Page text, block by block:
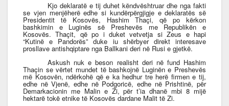
Kjo deklaratë e tij duhet këndvështruar dhe nga fakti
se vjen menjëherë edhe si kundërpërgjigje e deklaratës së
Presidentit të Kosovës, Hashim Thaçi, që po kërkon
bashkimin e Luginës së Preshevës me Republikën e
Kosovës. Thaçit, që po i duket vetvetja si Zeus e hapi
“Kutinë e Pandorës” duke iu shërbyer direkt interesave
prosllave antishqiptare nga Ballkani deri në Rusi e gjetkë.
Askush nuk e beson realisht deri në fund Hashim
Thaçin se vërtet mundet të bashkojnë Luginën e Preshevës
më Kosovën, ndërkohë që e ka hedhur tre herë firmen e tij,
edhe në Vjenë, edhe në Podgoricë, edhe në Prishtinë, për
Demarkacionin me Malin e Zi, për t’ia dhanë mbi 8 mijë
hektarë tokë etnike të Kosovës dardane Malit të Zi.